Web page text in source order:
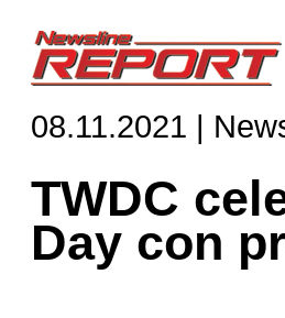
08.11.2021 |
TWDC
Day con